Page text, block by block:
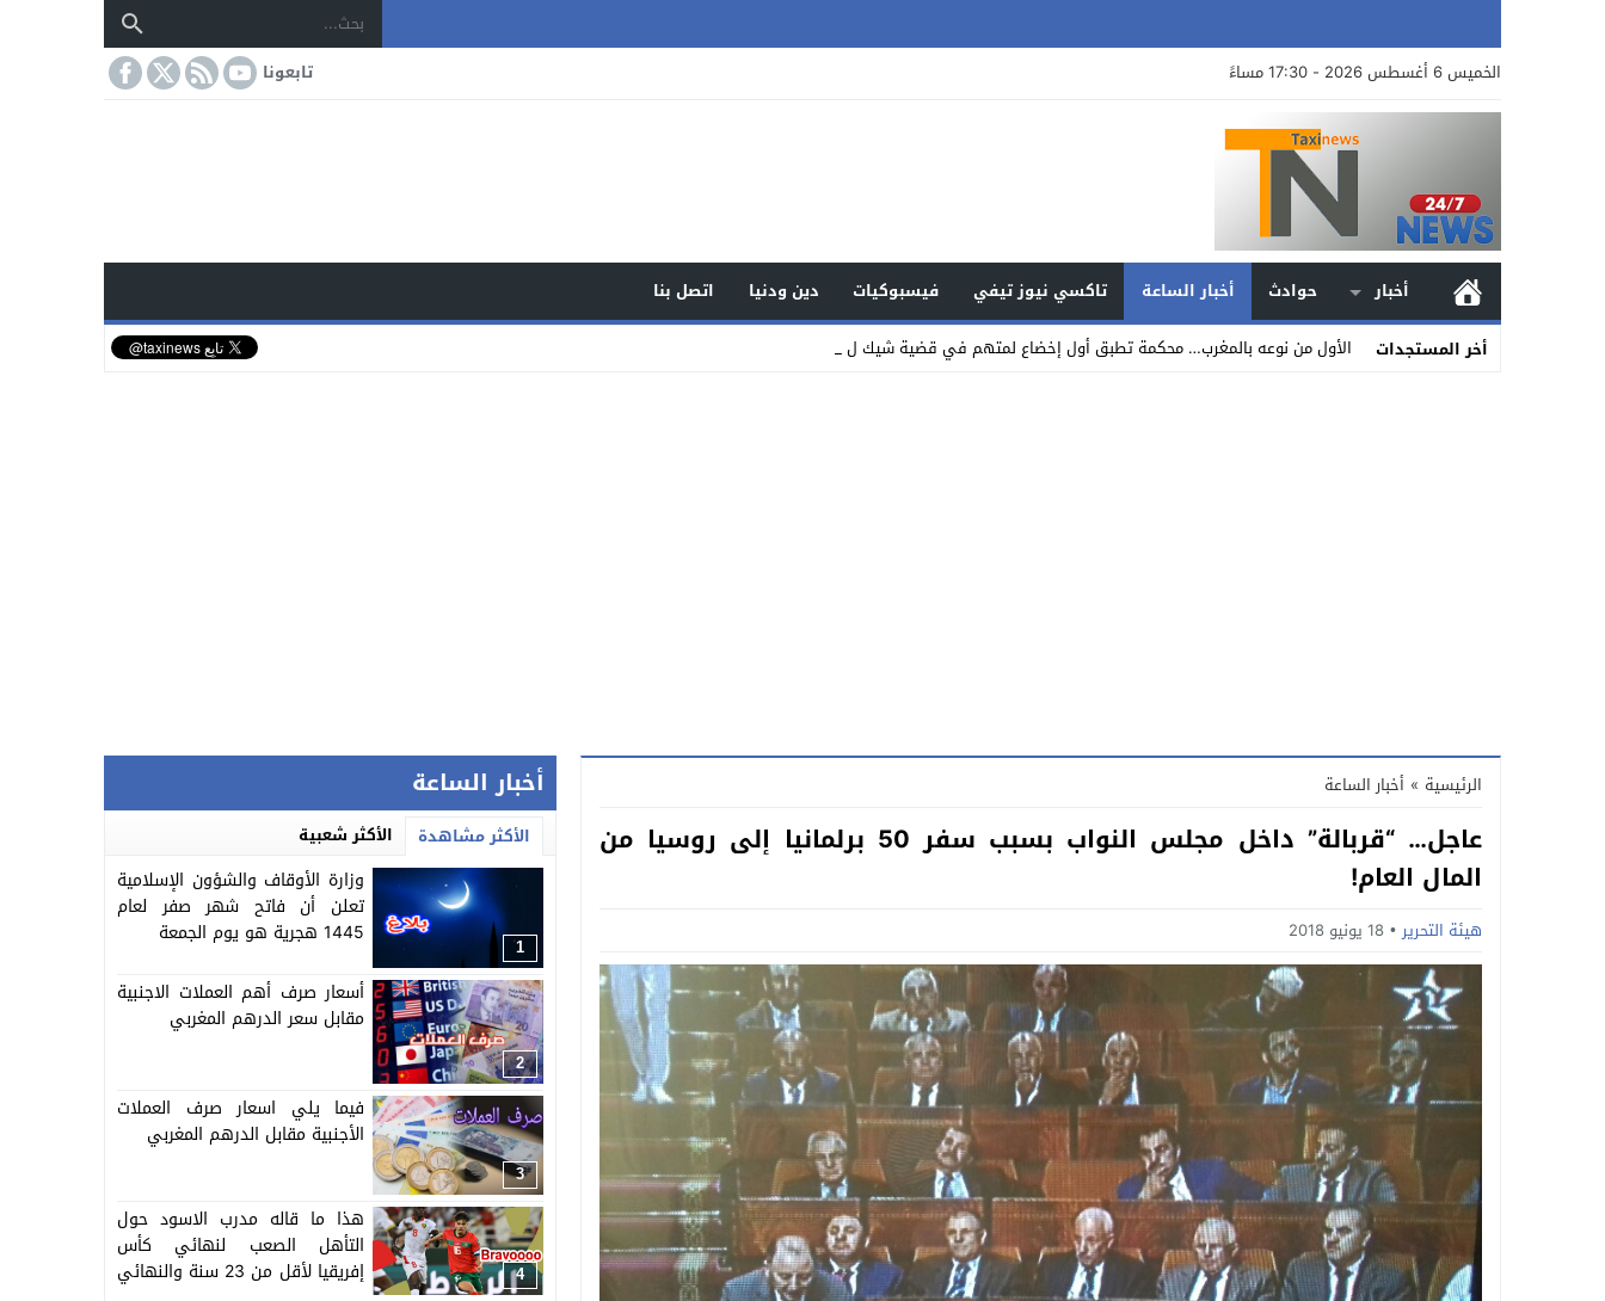
الخميس 6 أغسطس 2026 - 17:30 مساءً تابعونا
أخبار حوادث أخبار الساعة تاكسي نيوز تيفي فيسبوكيات دين ودنيا
اتصل بنا
أخر المستجدات
الأول من نوعه بالمغرب… محكمة تطبق أول إخضاع لمتهم في قضية شيك للمراقبة بالسوا _
الرئيسية » أخبار الساعة
عاجل… “قربالة” داخل مجلس النواب بسبب سفر 50 برلمانيا إلى روسيا من
المال العام!
هيئة التحرير 18 يونيو 2018
أخبار الساعة
الأكثر مشاهدة الأكثر شعبية
1
وزارة الأوقاف والشؤون الإسلامية
تعلن أن فاتح شهر صفر لعام
1445 هجرية هو يوم الجمعة
2
أسعار صرف أهم العملات الاجنبية
مقابل سعر الدرهم المغربي
3
فيما يلي اسعار صرف العملات
الأجنبية مقابل الدرهم المغربي
4
هذا ما قاله مدرب الاسود حول
التأهل الصعب لنهائي كأس
إفريقيا لأقل من 23 سنة والنهائي